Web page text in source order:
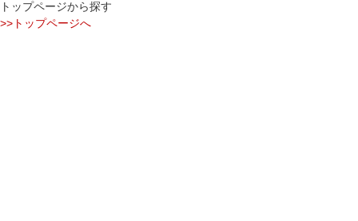
トップページから探す
>>トップページへ